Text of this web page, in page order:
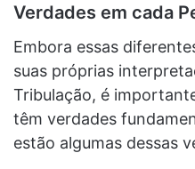
Verdades em cada
Embora essas
suas próprias
Tribulação, é
têm verdades
estão algumas dessas